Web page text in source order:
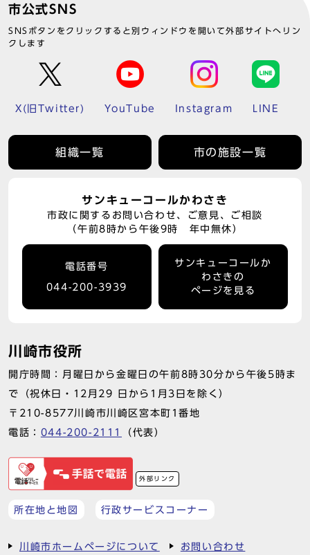
市公式SNS
SNSボタンをクリックすると別ウィンドウを開いて外部サイトへリン
クします
X(旧Twitter) YouTube Instagram LINE
組織一覧 市の施設一覧
サンキューコールかわさき
市政に関するお問い合わせ、ご意見、ご相談
（午前8時から午後9時 年中無休）
電話番号
044-200-3939
サンキューコールか
わさきの
ページを見る
川崎市役所
開庁時間：月曜日から金曜日の午前8時30分から午後5時ま
で（祝休日・12月29 日から1月3日を除く）
〒210-8577川崎市川崎区宮本町1番地
電話： 044-200-2111 （代表）
外部リンク
所在地と地図 行政サービスコーナー
川崎市ホームページについて お問い合わせ